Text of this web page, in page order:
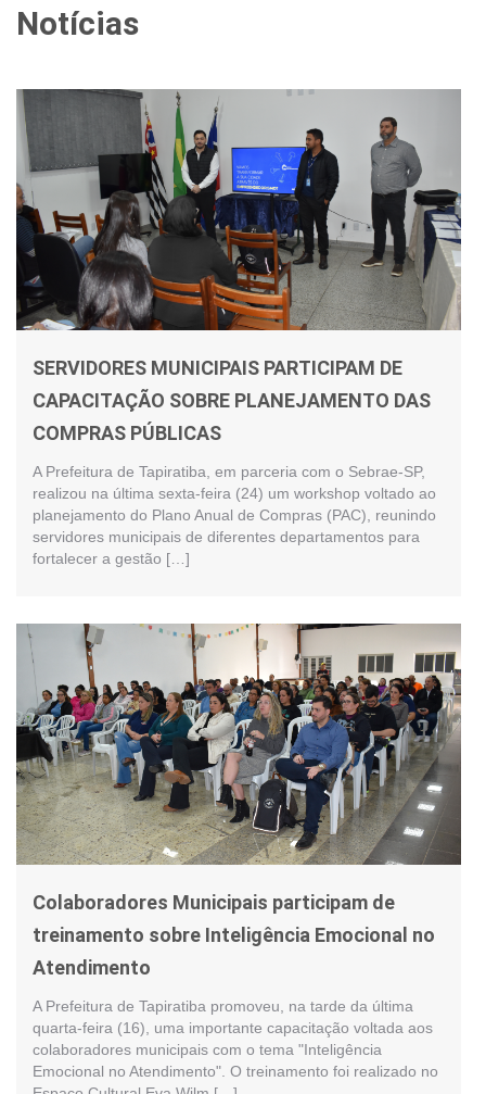
Notícias
SERVIDORES MUNICIPAIS PARTICIPAM DE
CAPACITAÇÃO SOBRE PLANEJAMENTO DAS
COMPRAS PÚBLICAS
A Prefeitura de Tapiratiba, em parceria com o Sebrae-SP,
realizou na última sexta-feira (24) um workshop voltado ao
planejamento do Plano Anual de Compras (PAC), reunindo
servidores municipais de diferentes departamentos para
fortalecer a gestão […]
Colaboradores Municipais participam de
treinamento sobre Inteligência Emocional no
Atendimento
A Prefeitura de Tapiratiba promoveu, na tarde da última
quarta-feira (16), uma importante capacitação voltada aos
colaboradores municipais com o tema "Inteligência
Emocional no Atendimento". O treinamento foi realizado no